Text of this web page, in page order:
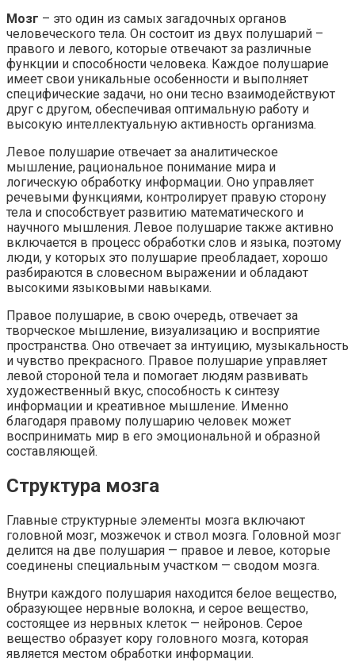
Мозг – это один из самых загадочных органов
человеческого тела. Он состоит из двух полушарий –
правого и левого, которые отвечают за различные
функции и способности человека. Каждое полушарие
имеет свои уникальные особенности и выполняет
специфические задачи, но они тесно взаимодействуют
друг с другом, обеспечивая оптимальную работу и
высокую интеллектуальную активность организма.
Левое полушарие отвечает за аналитическое
мышление, рациональное понимание мира и
логическую обработку информации. Оно управляет
речевыми функциями, контролирует правую сторону
тела и способствует развитию математического и
научного мышления. Левое полушарие также активно
включается в процесс обработки слов и языка, поэтому
люди, у которых это полушарие преобладает, хорошо
разбираются в словесном выражении и обладают
высокими языковыми навыками.
Правое полушарие, в свою очередь, отвечает за
творческое мышление, визуализацию и восприятие
пространства. Оно отвечает за интуицию, музыкальность
и чувство прекрасного. Правое полушарие управляет
левой стороной тела и помогает людям развивать
художественный вкус, способность к синтезу
информации и креативное мышление. Именно
благодаря правому полушарию человек может
воспринимать мир в его эмоциональной и образной
составляющей.
Структура мозга
Главные структурные элементы мозга включают
головной мозг, мозжечок и ствол мозга. Головной мозг
делится на две полушария — правое и левое, которые
соединены специальным участком — сводом мозга.
Внутри каждого полушария находится белое вещество,
образующее нервные волокна, и серое вещество,
состоящее из нервных клеток — нейронов. Серое
вещество образует кору головного мозга, которая
является местом обработки информации.